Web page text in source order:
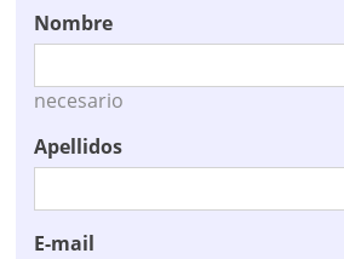
Nombre
necesario
Apellidos
E-mail